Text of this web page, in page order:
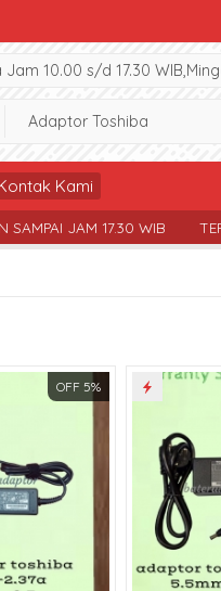
Jam 10.00 s/d 17.30
Kami
JAM 17.30 WIB TERSEDIA
OFF 5%